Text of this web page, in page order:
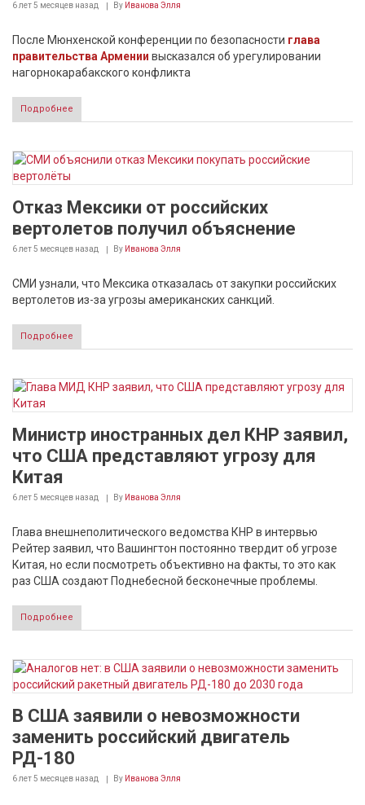
6 лет 5 месяцев назад By Иванова Элля
После Мюнхенской конференции по безопасности глава
правительства Армении высказался об урегулировании
нагорнокарабакского конфликта
Подробнее
Отказ Мексики от российских
вертолетов получил объяснение
6 лет 5 месяцев назад By Иванова Элля
СМИ узнали, что Мексика отказалась от закупки российских
вертолетов из-за угрозы американских санкций.
Подробнее
Министр иностранных дел КНР заявил,
что США представляют угрозу для
Китая
6 лет 5 месяцев назад By Иванова Элля
Глава внешнеполитического ведомства КНР в интервью
Рейтер заявил, что Вашингтон постоянно твердит об угрозе
Китая, но если посмотреть объективно на факты, то это как
раз США создают Поднебесной бесконечные проблемы.
Подробнее
В США заявили о невозможности
заменить российский двигатель
РД-180
6 лет 5 месяцев назад By Иванова Элля